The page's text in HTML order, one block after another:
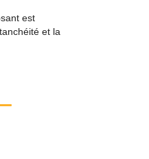
est
et la